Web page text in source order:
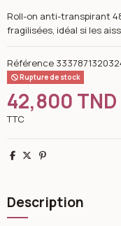
Roll-on anti-transpirant
fragilisées, idéal si les
Référence
Rupture de stock
42,800 TND
TTC
Partager
TweetPinterest
Description